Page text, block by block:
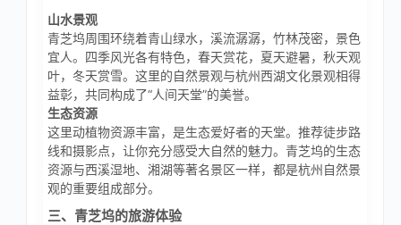
山水景观
青芝坞周围环绕着青山绿水，溪流潺潺，竹林茂密，景色
宜人。四季风光各有特色，春天赏花，夏天避暑，秋天观
叶，冬天赏雪。这里的自然景观与杭州西湖文化景观相得
益彰，共同构成了“人间天堂”的美誉。
生态资源
这里动植物资源丰富，是生态爱好者的天堂。推荐徒步路
线和摄影点，让你充分感受大自然的魅力。青芝坞的生态
资源与西溪湿地、湘湖等著名景区一样，都是杭州自然景
观的重要组成部分。
三、青芝坞的旅游体验